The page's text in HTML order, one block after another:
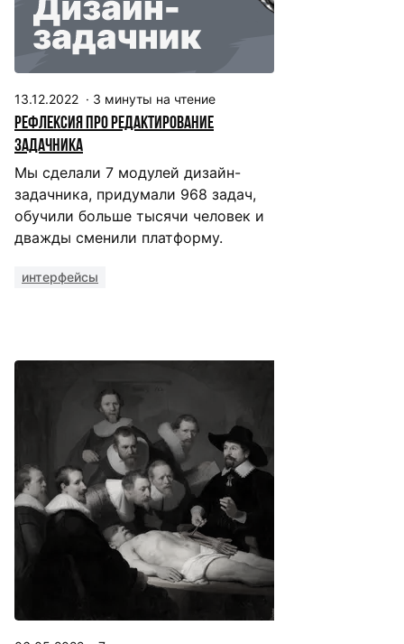
13.12.2022 · 3 минуты на чтение
Рефлексия про редактирование
задачника
Мы сделали 7 модулей дизайн-
задачника, придумали 968 задач,
обучили больше тысячи человек и
дважды сменили платформу.
интерфейсы